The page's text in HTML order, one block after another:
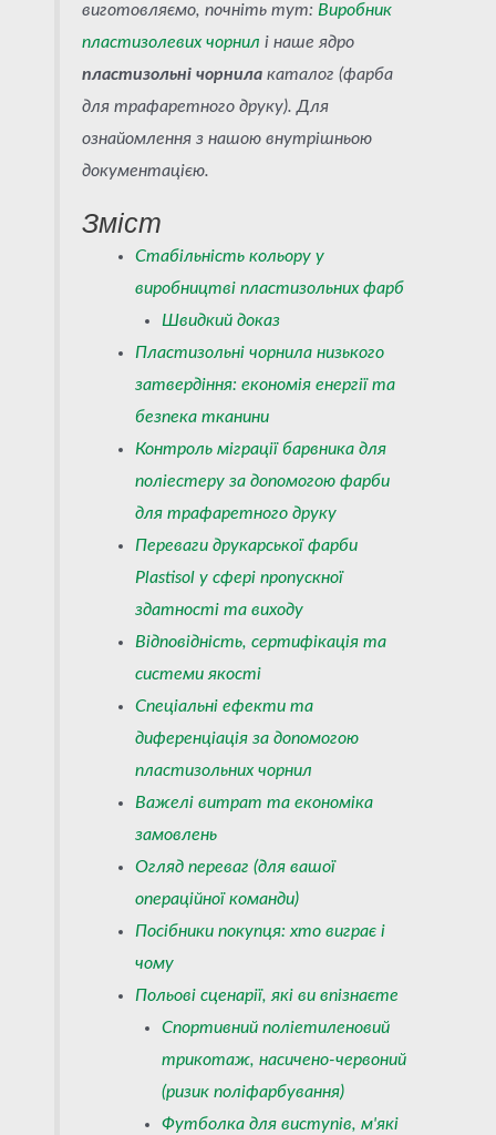
виготовляємо, почніть тут:Виробник
пластизолевих чорнил і наше ядро
пластизольні чорнила каталог (фарба
для трафаретного друку). Для
ознайомлення з нашою внутрішньою
документацією.
Зміст
Стабільність кольору у
виробництві пластизольних фарб
Швидкий доказ
Пластизольні чорнила низького
затвердіння: економія енергії та
безпека тканини
Контроль міграції барвника для
поліестеру за допомогою фарби
для трафаретного друку
Переваги друкарської фарби
Plastisol у сфері пропускної
здатності та виходу
Відповідність, сертифікація та
системи якості
Спеціальні ефекти та
диференціація за допомогою
пластизольних чорнил
Важелі витрат та економіка
замовлень
Огляд переваг (для вашої
операційної команди)
Посібники покупця: хто виграє і
чому
Польові сценарії, які ви впізнаєте
Спортивний поліетиленовий
трикотаж, насичено-червоний
(ризик поліфарбування)
Футболка для виступів, м'які